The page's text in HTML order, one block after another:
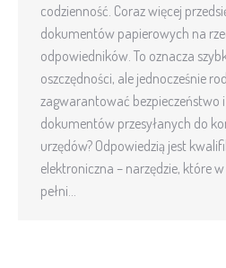
codzienność. Coraz więcej
dokumentów papierowych na
odpowiedników. To oznacza
oszczędności, ale jednocześnie
zagwarantować bezpieczeństwo
dokumentów przesyłanych do
urzędów? Odpowiedzią jest
elektroniczna – narzędzie, które
pełni…